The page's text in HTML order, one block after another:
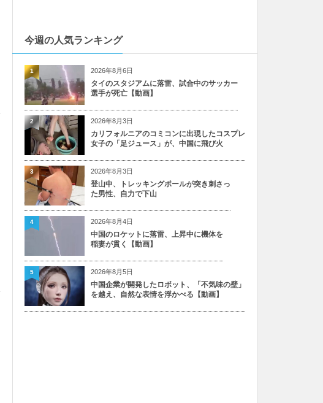
今週の人気ランキング
2026年8月6日
タイのスタジアムに落雷、試合中のサッカー
選手が死亡【動画】
1
2026年8月3日
カリフォルニアのコミコンに出現したコスプレ
女子の「足ジュース」が、中国に飛び火
2
2026年8月3日
登山中、トレッキングポールが突き刺さっ
た男性、自力で下山
3
2026年8月4日
中国のロケットに落雷、上昇中に機体を
稲妻が貫く【動画】
4
2026年8月5日
中国企業が開発したロボット、「不気味の壁」
を越え、自然な表情を浮かべる【動画】
5